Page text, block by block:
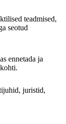
teadmised,
seotud
ennetada ja
juristid,